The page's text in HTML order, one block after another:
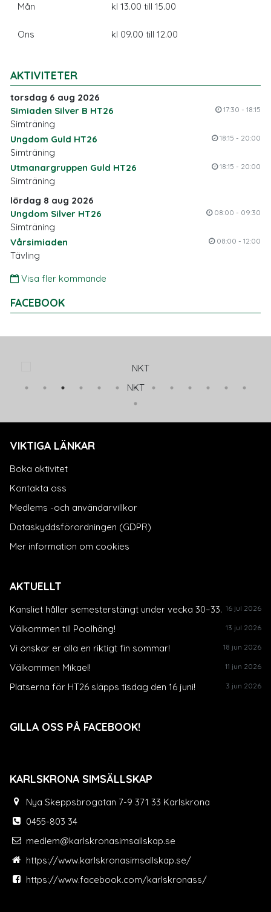
Mån kl 13.00 till 15.00
Ons kl 09.00 till 12.00
AKTIVITETER
torsdag 6 aug 2026
Simiaden Silver B HT26
17:30 - 18:15
Simträning
Ungdom Guld HT26
18:15 - 20:00
Simträning
Utmanargruppen Guld HT26
18:15 - 20:00
Simträning
lördag 8 aug 2026
Ungdom Silver HT26
08:00 - 09:30
Simträning
Vårsimiaden
08:00 - 12:00
Tävling
Visa fler kommande
FACEBOOK
NKT
VIKTIGA LÄNKAR
Boka aktivitet
Kontakta oss
Medlems -och användarvillkor
Dataskyddsförordningen (GDPR)
Mer information om cookies
AKTUELLT
Kansliet håller semesterstängt under vecka 30–33. 16 jul 2026
Välkommen till Poolhäng! 13 jul 2026
Vi önskar er alla en riktigt fin sommar! 18 jun 2026
Välkommen Mikael! 11 jun 2026
Platserna för HT26 släpps tisdag den 16 juni! 3 jun 2026
GILLA OSS PÅ FACEBOOK!
KARLSKRONA SIMSÄLLSKAP
Nya Skeppsbrogatan 7-9 371 33 Karlskrona
0455-803 34
medlem@karlskronasimsallskap.se
https://www.karlskronasimsallskap.se/
https://www.facebook.com/karlskronass/